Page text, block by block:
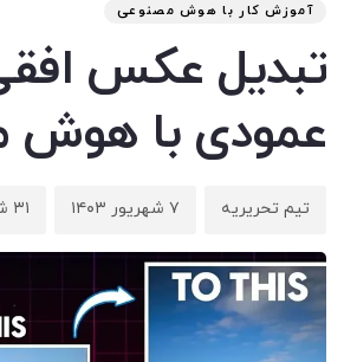
آموزش کار با هوش مصنوعی
تبدیل عکس
عمودی با هوش
تیم تحریریه ۷ شهریور ۱۴۰۳ ۳۱ شهریور ۱۴۰۴